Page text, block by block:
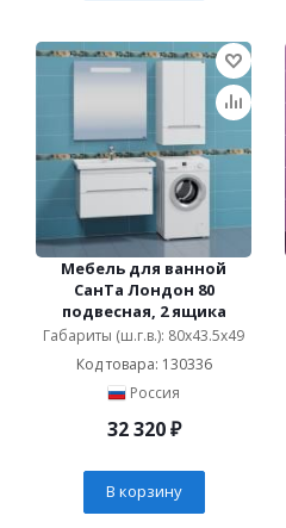
Мебель для ванной
СанТа Лондон 80
подвесная, 2 ящика
Габариты (ш.г.в.): 80x43.5x49
Код товара: 130336
Россия
32 320₽
В корзину